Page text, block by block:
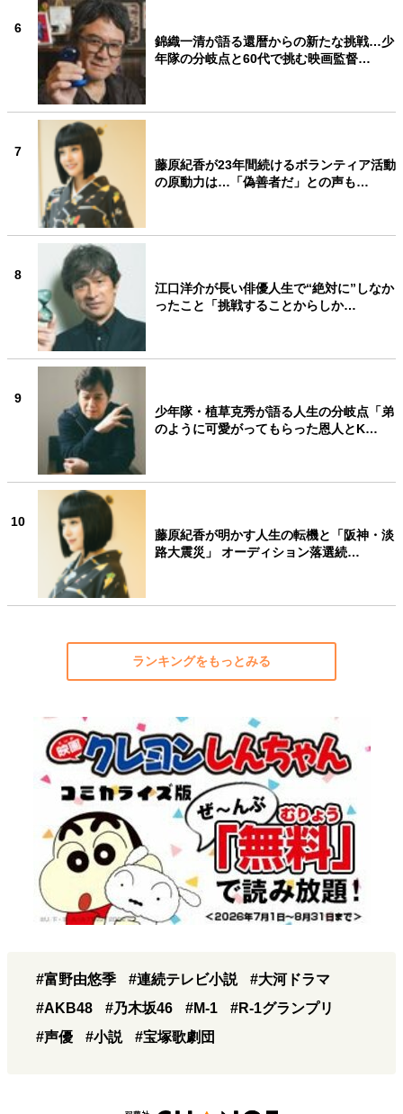
6
錦織一清が語る還暦からの新たな挑戦…少
年隊の分岐点と60代で挑む映画監督…
7
藤原紀香が23年間続けるボランティア活動
の原動力は…「偽善者だ」との声も…
8
江口洋介が長い俳優人生で“絶対に”しなか
ったこと「挑戦することからしか…
9
少年隊・植草克秀が語る人生の分岐点「弟
のように可愛がってもらった恩人とK…
10
藤原紀香が明かす人生の転機と「阪神・淡
路大震災」 オーディション落選続…
ランキングをもっとみる
#富野由悠季 #連続テレビ小説
#大河ドラマ
#AKB48
#乃木坂46 #M-1
#R-1グランプリ
#声優
#小説 #宝塚歌劇団